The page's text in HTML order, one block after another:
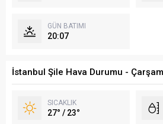
GÜN BATIMI
20:07
İstanbul Şile Hava Durumu -
SICAKLIK
27° / 23°